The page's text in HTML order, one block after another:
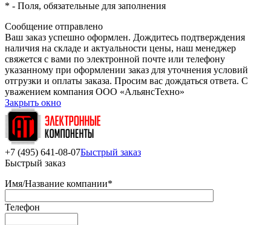
* - Поля, обязательные для заполнения
Сообщение отправлено
Ваш заказ успешно оформлен. Дождитесь подтверждения
наличия на складе и актуальности цены, наш менеджер
свяжется с вами по электронной почте или телефону
указанному при оформлении заказ для уточнения условий
отгрузки и оплаты заказа. Просим вас дождаться ответа. С
уважением компания ООО «АльянсТехно»
Закрыть окно
+7 (495) 641-08-07Быстрый заказ
Быстрый заказ
Имя/Название компании*
Телефон